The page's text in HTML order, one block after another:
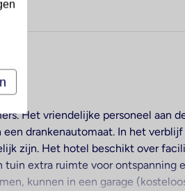
Het vriendelijke personeel aan
drankenautomaat. In het
zijn. Het hotel beschikt over
extra ruimte voor
kunnen in een garage